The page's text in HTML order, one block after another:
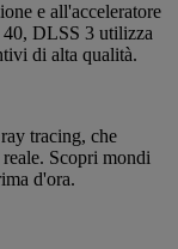
e all'acceleratore
DLSS 3 utilizza
di alta qualità.
tracing, che
Scopri mondi
d'ora.